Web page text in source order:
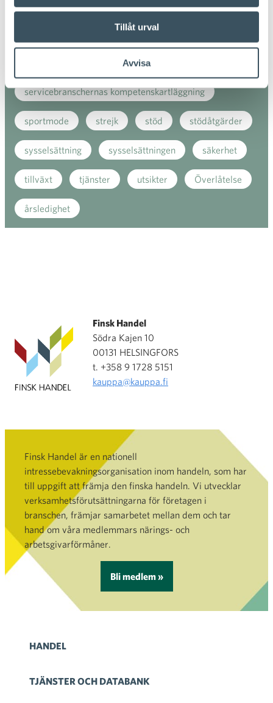
Tillåt urval
Avvisa
köpstig
regeringens halvårsbudget
servicebranschernas kompetenskartläggning
sportmode strejk stöd stödåtgärder
sysselsättning sysselsättningen säkerhet
tillväxt tjänster utsikter Överlåtelse
årsledighet
Finsk Handel
Södra Kajen 10
00131 HELSINGFORS
t. +358 9 1728 5151
kauppa@kauppa.fi
Finsk Handel är en nationell
intressebevakningsorganisation inom handeln, som har
till uppgift att främja den finska handeln. Vi utvecklar
verksamhetsförutsättningarna för företagen i
branschen, främjar samarbetet mellan dem och tar
hand om våra medlemmars närings- och
arbetsgivarförmåner.
Bli medlem »
HANDEL
TJÄNSTER OCH DATABANK